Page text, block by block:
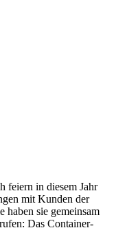
feiern in diesem Jahr
mit Kunden der
haben sie gemeinsam
Das Container-